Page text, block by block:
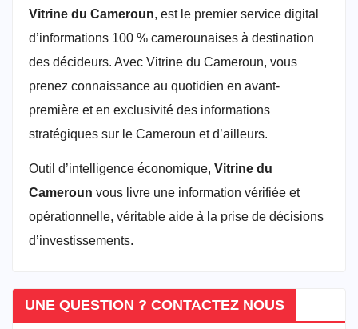
Vitrine du Cameroun, est le premier service digital
d’informations 100 % camerounaises à destination
des décideurs. Avec Vitrine du Cameroun, vous
prenez connaissance au quotidien en avant-
première et en exclusivité des informations
stratégiques sur le Cameroun et d’ailleurs.
Outil d’intelligence économique, Vitrine du
Cameroun vous livre une information vérifiée et
opérationnelle, véritable aide à la prise de décisions
d’investissements.
UNE QUESTION ? CONTACTEZ NOUS